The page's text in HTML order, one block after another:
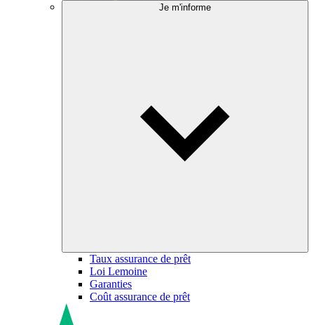
Je m'informe
Taux assurance de prêt
Loi Lemoine
Garanties
Coût assurance de prêt